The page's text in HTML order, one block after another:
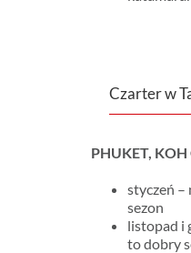
Czarter w
PHUKET,
styczeń –
sezon
listopad i
to dobry